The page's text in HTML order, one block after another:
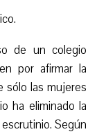
de un colegio
por afirmar la
sólo las mujeres
ha eliminado la
Según